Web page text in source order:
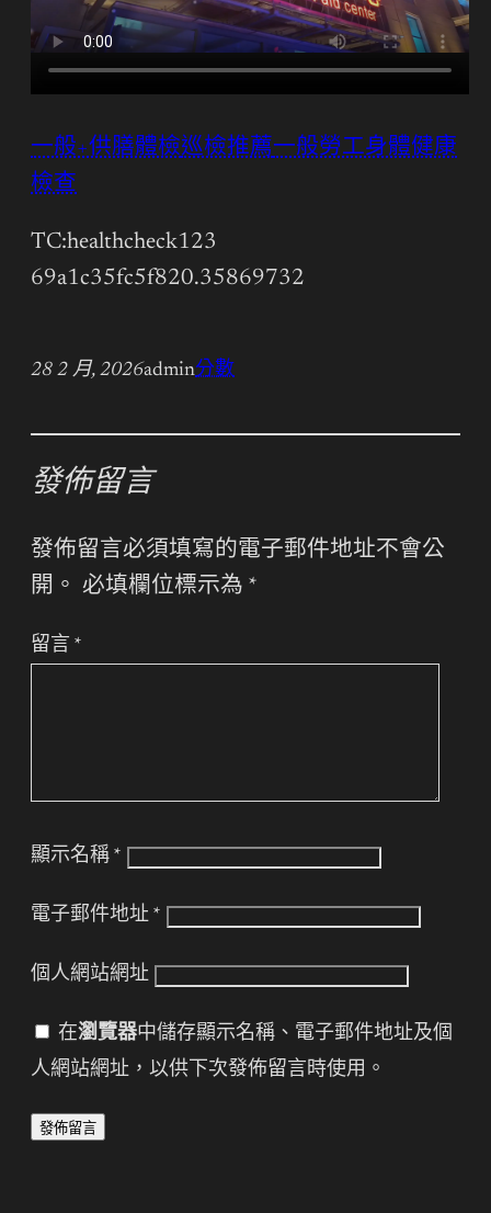
一般+供膳體檢巡檢推薦一般勞工身體健康
檢查
TC:healthcheck123
69a1c35fc5f820.35869732
28 2 月, 2026admin分數
發佈留言
發佈留言必須填寫的電子郵件地址不會公
開。 必填欄位標示為 *
留言 *
顯示名稱 *
電子郵件地址 *
個人網站網址
在瀏覽器中儲存顯示名稱、電子郵件地址及個
人網站網址，以供下次發佈留言時使用。